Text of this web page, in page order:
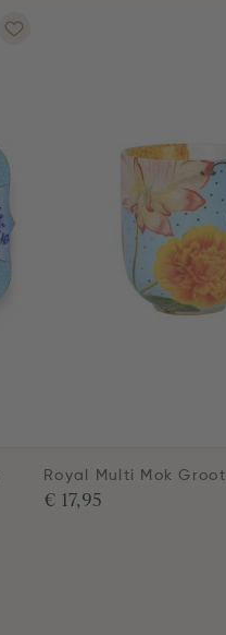
Royal Multi Mok Groot
€ 17,95